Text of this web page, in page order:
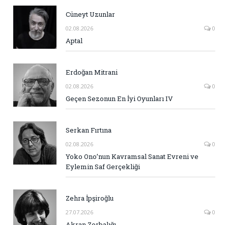
Cüneyt Uzunlar
02.08.2026 0
Aptal
Erdoğan Mitrani
02.08.2026 0
Geçen Sezonun En İyi Oyunları IV
Serkan Fırtına
02.08.2026 0
Yoko Ono’nun Kavramsal Sanat Evreni ve
Eylemin Saf Gerçekliği
Zehra İpşiroğlu
27.07.2026 0